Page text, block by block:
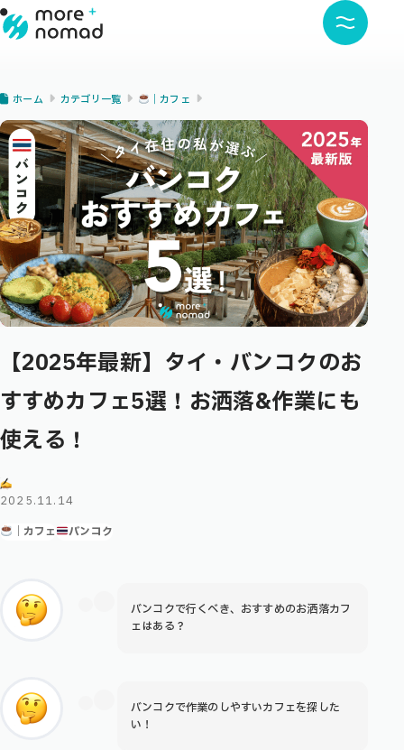
ホーム カテゴリ一覧 ｜カフェ
【2025年最新】タイ・バンコクのお
すすめカフェ5選！お洒落&作業にも
使える！
2025.11.14
｜カフェ
バンコク
バンコクで行くべき、おすすめのお洒落カフ
ェはある？
バンコクで作業のしやすいカフェを探した
い！